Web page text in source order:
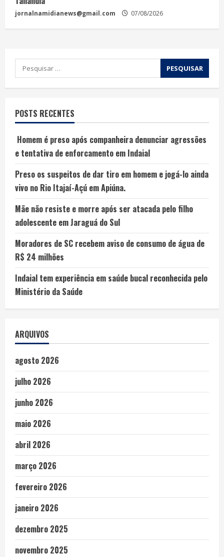
jornalnamidianews@gmail.com 07/08/2026
POSTS RECENTES
Homem é preso após companheira denunciar agressões
e tentativa de enforcamento em Indaial
Preso os suspeitos de dar tiro em homem e jogá-lo ainda
vivo no Rio Itajaí-Açú em Apiúna.
Mãe não resiste e morre após ser atacada pelo filho
adolescente em Jaraguá do Sul
Moradores de SC recebem aviso de consumo de água de
R$ 24 milhões
Indaial tem experiência em saúde bucal reconhecida pelo
Ministério da Saúde
ARQUIVOS
agosto 2026
julho 2026
junho 2026
maio 2026
abril 2026
março 2026
fevereiro 2026
janeiro 2026
dezembro 2025
novembro 2025